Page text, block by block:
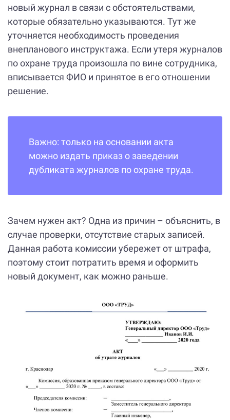
новый журнал в связи с обстоятельствами,
которые обязательно указываются. Тут же
уточняется необходимость проведения
внепланового инструктажа. Если утеря журналов
по охране труда произошла по вине сотрудника,
вписывается ФИО и принятое в его отношении
решение.
Важно: только на основании акта
можно издать приказ о заведении
дубликата журналов по охране труда.
Зачем нужен акт? Одна из причин – объяснить, в
случае проверки, отсутствие старых записей.
Данная работа комиссии убережет от штрафа,
поэтому стоит потратить время и оформить
новый документ, как можно раньше.